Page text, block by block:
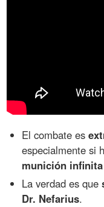
El combate es
especialmente si
munición infinita
La verdad es que
Dr. Nefarius.